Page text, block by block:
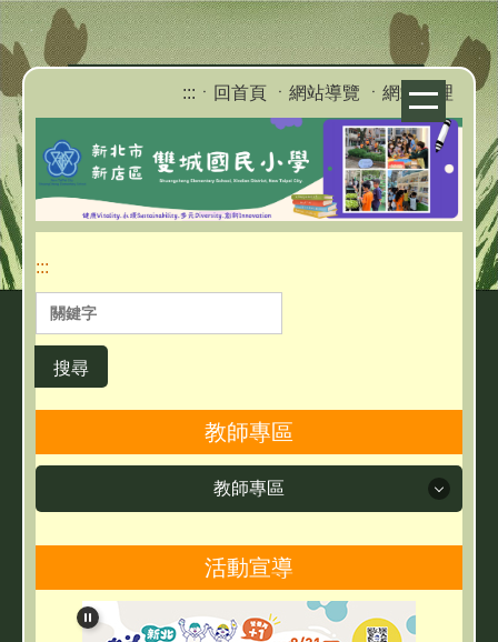
跳
到
主
要
內
容
區
::: ㆍ回首頁 ㆍ網站導覽 ㆍ網站管理
:::
搜尋
教師專區
教師專區
教師專區
研習資訊
活動宣導